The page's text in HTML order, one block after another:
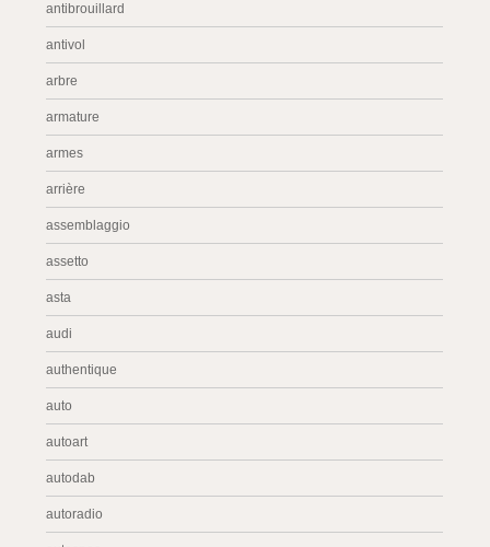
antibrouillard
antivol
arbre
armature
armes
arrière
assemblaggio
assetto
asta
audi
authentique
auto
autoart
autodab
autoradio